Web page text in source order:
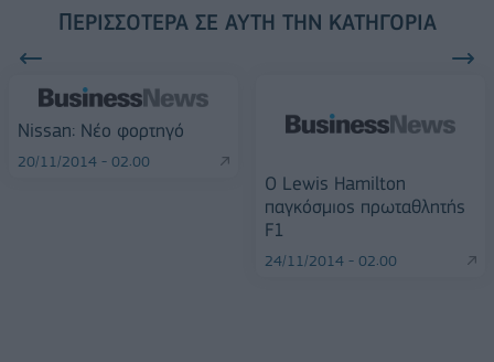
ΠΕΡΙΣΣΌΤΕΡΑ ΣΕ ΑΥΤΉ ΤΗΝ ΚΑΤΗΓΟΡΊΑ
Nissan: Νέο φορτηγό
20/11/2014 - 02:00
Ο Lewis Hamilton
παγκόσμιος πρωταθλητής
F1
24/11/2014 - 02:00